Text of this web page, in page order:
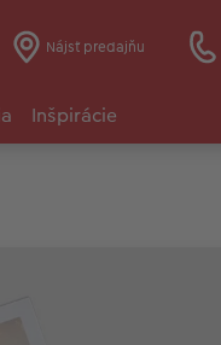
Nájsť predajňu
Inšpirácie